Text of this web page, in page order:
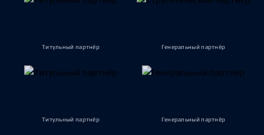
Титульный партнёр Генеральный партнёр
Титульный партнёр Генеральный партнёр